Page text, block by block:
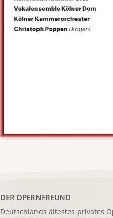
DER OPERNFREUND
Deutschlands ältestes privates